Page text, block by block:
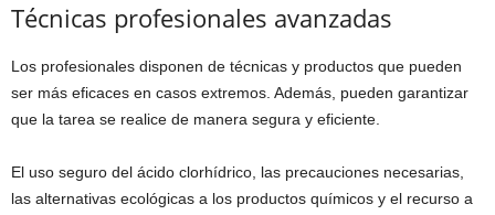
Técnicas profesionales avanzadas
Los profesionales disponen de técnicas y productos que pueden
ser más eficaces en casos extremos. Además, pueden garantizar
que la tarea se realice de manera segura y eficiente.
El uso seguro del ácido clorhídrico, las precauciones necesarias,
las alternativas ecológicas a los productos químicos y el recurso a